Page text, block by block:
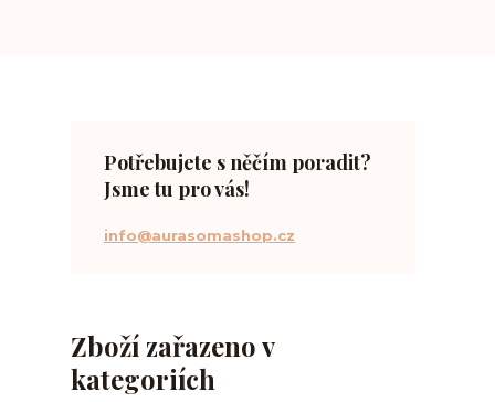
Zboží zařazeno v
kategoriích
Potřebujete s něčím poradit?
Jsme tu pro vás!
info@aurasomashop.cz